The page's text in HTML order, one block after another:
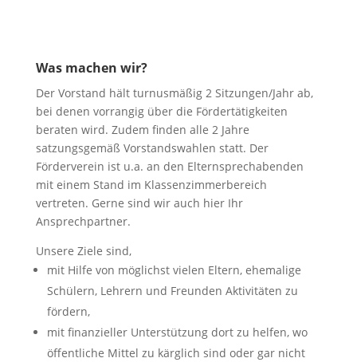
Was machen wir?
Der Vorstand hält turnusmäßig 2 Sitzungen/Jahr ab,
bei denen vorrangig über die Fördertätigkeiten
beraten wird. Zudem finden alle 2 Jahre
satzungsgemäß Vorstandswahlen statt. Der
Förderverein ist u.a. an den Elternsprechabenden
mit einem Stand im Klassenzimmerbereich
vertreten. Gerne sind wir auch hier Ihr
Ansprechpartner.
Unsere Ziele sind,
mit Hilfe von möglichst vielen Eltern, ehemalige
Schülern, Lehrern und Freunden Aktivitäten zu
fördern,
mit finanzieller Unterstützung dort zu helfen, wo
öffentliche Mittel zu kärglich sind oder gar nicht